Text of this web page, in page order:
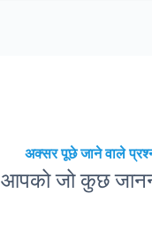
अक्सर पूछे जाने वाले
आपको जो कुछ